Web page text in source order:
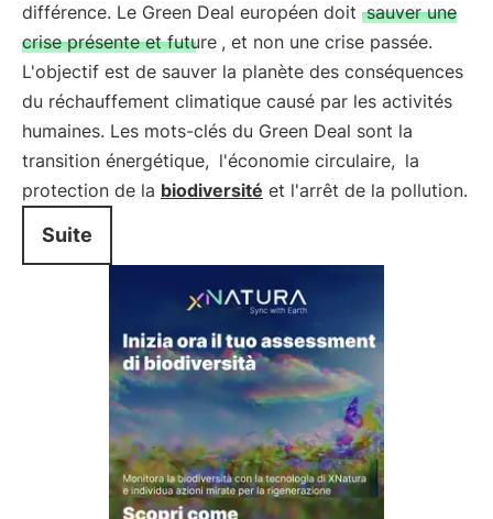
différence. Le Green Deal européen doit sauver une
crise présente et future , et non une crise passée.
L'objectif est de sauver la planète des conséquences
du réchauffement climatique causé par les activités
humaines. Les mots-clés du Green Deal sont la
transition énergétique, l'économie circulaire, la
protection de la biodiversité et l'arrêt de la pollution.
Suite